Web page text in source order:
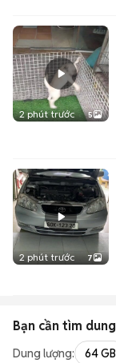
2 phút trước 5
2 phút trước 7
Bạn cần tìm
Dung lượng: 64 GB